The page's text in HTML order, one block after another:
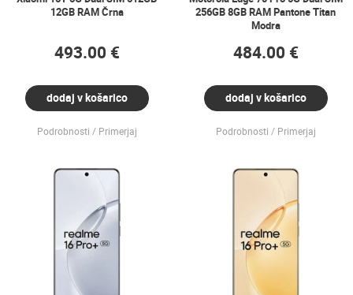
12GB RAM Črna
493.00 €
dodaj v košarico
Podrobnosti Primerjaj
256GB 8GB RAM Pantone Titan
Modra
484.00 €
dodaj v košarico
Podrobnosti Primerjaj